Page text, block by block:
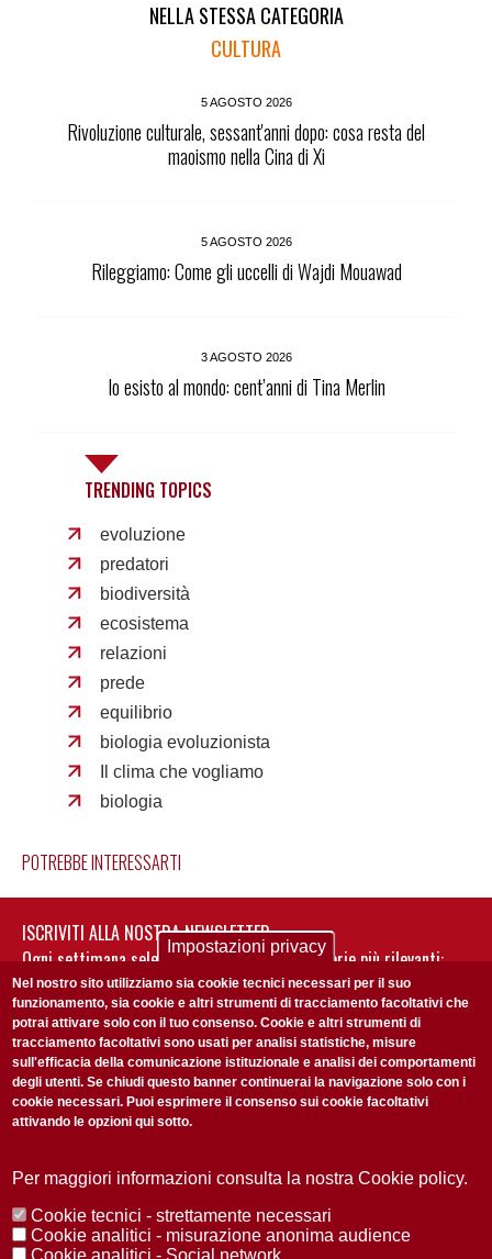
NELLA STESSA CATEGORIA
CULTURA
5 AGOSTO 2026
Rivoluzione culturale, sessant'anni dopo: cosa resta del
maoismo nella Cina di Xi
5 AGOSTO 2026
Rileggiamo: Come gli uccelli di Wajdi Mouawad
3 AGOSTO 2026
Io esisto al mondo: cent’anni di Tina Merlin
TRENDING TOPICS
evoluzione
predatori
biodiversità
ecosistema
relazioni
prede
equilibrio
biologia evoluzionista
Il clima che vogliamo
biologia
POTREBBE INTERESSARTI
ISCRIVITI ALLA NOSTRA NEWSLETTER
Ogni settimana selezioniamo per te nostre storie più rilevanti:
non perderti gli aggiornamenti della nostra newsletter
Accetto laPrivacy Policy
Redazione Copyright Privacy
Area stampa
Impostazioni privacy
Nel nostro sito utilizziamo sia cookie tecnici necessari per il suo
funzionamento, sia cookie e altri strumenti di tracciamento facoltativi che
potrai attivare solo con il tuo consenso. Cookie e altri strumenti di
tracciamento facoltativi sono usati per analisi statistiche, misure
sull'efficacia della comunicazione istituzionale e analisi dei comportamenti
degli utenti. Se chiudi questo banner continuerai la navigazione solo con i
cookie necessari. Puoi esprimere il consenso sui cookie facoltativi
attivando le opzioni qui sotto.
Per maggiori informazioni consulta la nostra Cookie policy.
Cookie tecnici - strettamente necessari
Cookie analitici - misurazione anonima audience
Cookie analitici - Social network